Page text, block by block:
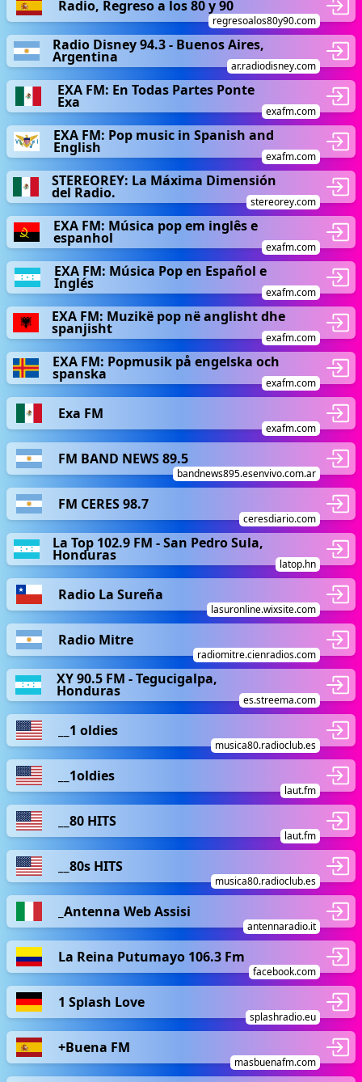
Radio, Regreso a los 80 y 90
regresoalos80y90.com
Radio Disney 94.3 - Buenos Aires,
Argentina
ar.radiodisney.com
EXA FM: En Todas Partes Ponte
Exa
exafm.com
EXA FM: Pop music in Spanish and
English
exafm.com
STEREOREY: La Máxima Dimensión
del Radio.
stereorey.com
EXA FM: Música pop em inglês e
espanhol
exafm.com
EXA FM: Música Pop en Español e
Inglés
exafm.com
EXA FM: Muzikë pop në anglisht dhe
spanjisht
exafm.com
EXA FM: Popmusik på engelska och
spanska
exafm.com
Exa FM
exafm.com
FM BAND NEWS 89.5
bandnews895.esenvivo.com.ar
FM CERES 98.7
ceresdiario.com
La Top 102.9 FM - San Pedro Sula,
Honduras
latop.hn
Radio La Sureña
lasuronline.wixsite.com
Radio Mitre
radiomitre.cienradios.com
XY 90.5 FM - Tegucigalpa,
Honduras
es.streema.com
__1 oldies
musica80.radioclub.es
__1oldies
laut.fm
__80 HITS
laut.fm
__80s HITS
musica80.radioclub.es
_Antenna Web Assisi
antennaradio.it
La Reina Putumayo 106.3 Fm
facebook.com
1 Splash Love
splashradio.eu
+Buena FM
masbuenafm.com